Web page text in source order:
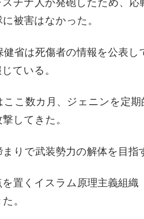
チナ人が発砲したため、
被害はなかった。
省は死傷者の情報を公表
ている。
ここ数カ月、ジェニンを定
してきた。
りで武装勢力の解体を目指
置くイスラム原理主義組
。